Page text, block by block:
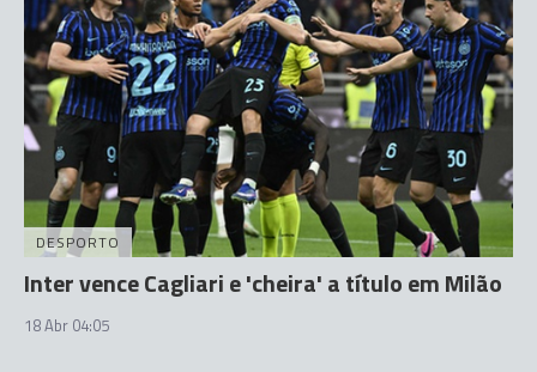
DESPORTO
Inter vence Cagliari e 'cheira' a título em Milão
18 Abr 04:05